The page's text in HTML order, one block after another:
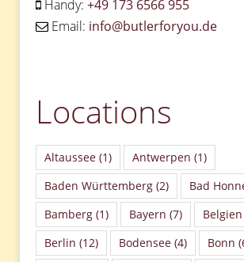
Handy: +49 173 6566 955
Email: info@butlerforyou.de
Locations
Altaussee (1) Antwerpen (1)
Baden Württemberg (2) Bad
Bamberg (1) Bayern (7) Belgien
Berlin (12) Bodensee (4) Bonn